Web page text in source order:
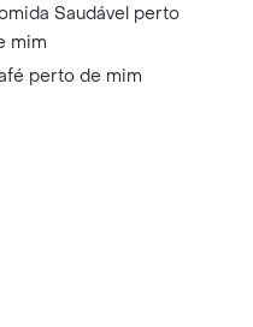
Saudável perto
mim
perto de mim